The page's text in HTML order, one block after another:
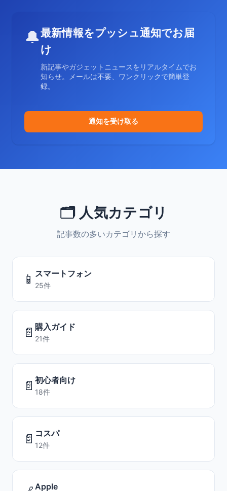
🔔最新情報をプッシュ通知でお届
け
新記事やガジェットニュースをリアルタイムでお
知らせ。メールは不要、ワンクリックで簡単登
録。
通知を受け取る
🗂️ 人気カテゴリ
記事数の多いカテゴリから探す
📱 スマートフォン
25件
📄 購入ガイド
21件
📄 初心者向け
18件
📄 コスパ
12件
Apple